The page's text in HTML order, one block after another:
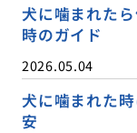
犬に噛まれた
時のガイド
2026.05.04
犬に噛まれた
安